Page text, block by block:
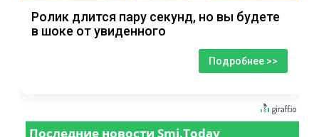
Ролик длится пару секунд, но вы будете
в шоке от увиденного
Подробнее >>